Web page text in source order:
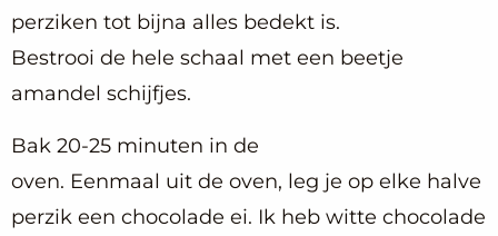
perziken tot bijna alles bedekt is.
Bestrooi de hele schaal met een beetje
amandel schijfjes.
Bak 20-25 minuten in de
oven. Eenmaal uit de oven, leg je op elke halve
perzik een chocolade ei. Ik heb witte chocolade